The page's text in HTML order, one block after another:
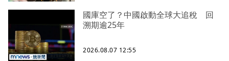
國庫空了？中國啟動全球大追稅 回
溯期逾25年
2026.08.07 12:55